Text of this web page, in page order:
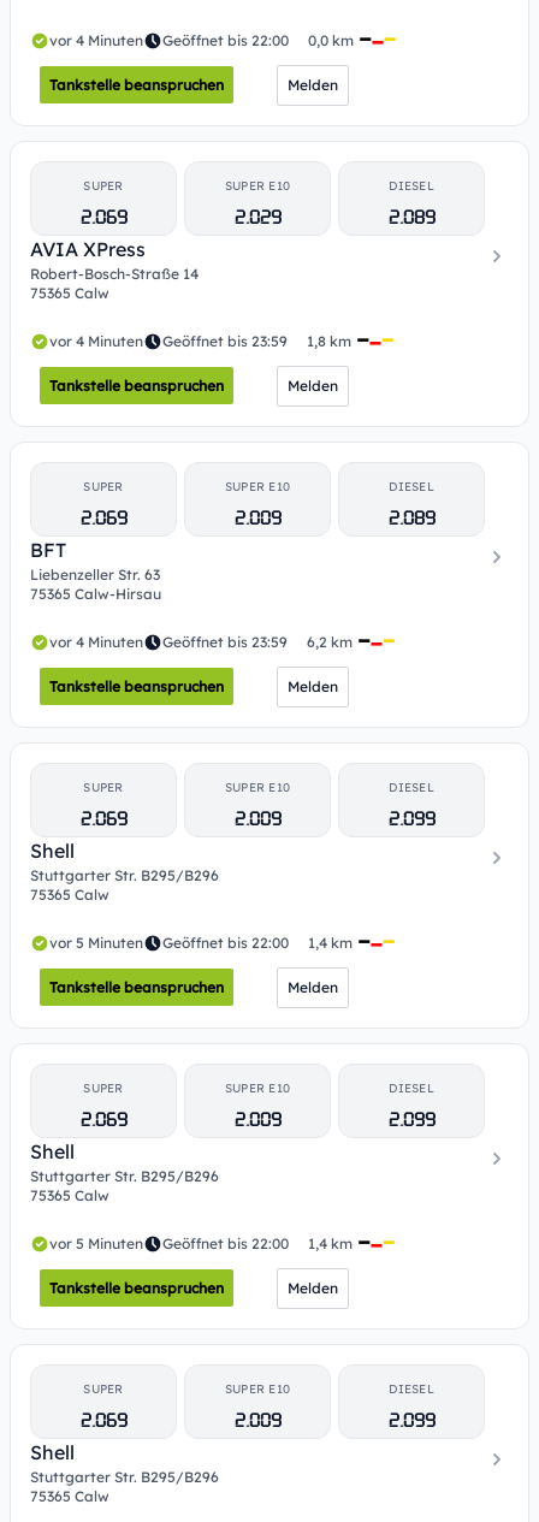
vor 4 Minuten Geöffnet bis 22:00 0,0 km
Tankstelle beanspruchen Melden
SUPER
2.069
SUPER E10
2.029
DIESEL
2.089
AVIA XPress
Robert-Bosch-Straße 14
75365 Calw
vor 4 Minuten Geöffnet bis 23:59 1,8 km
Tankstelle beanspruchen Melden
SUPER
2.069
SUPER E10
2.009
DIESEL
2.089
BFT
Liebenzeller Str. 63
75365 Calw-Hirsau
vor 4 Minuten Geöffnet bis 23:59 6,2 km
Tankstelle beanspruchen Melden
SUPER
2.069
SUPER E10
2.009
DIESEL
2.099
Shell
Stuttgarter Str. B295/B296
75365 Calw
vor 5 Minuten Geöffnet bis 22:00 1,4 km
Tankstelle beanspruchen Melden
SUPER
2.069
SUPER E10
2.009
DIESEL
2.099
Shell
Stuttgarter Str. B295/B296
75365 Calw
vor 5 Minuten Geöffnet bis 22:00 1,4 km
Tankstelle beanspruchen Melden
SUPER
2.069
SUPER E10
2.009
DIESEL
2.099
Shell
Stuttgarter Str. B295/B296
75365 Calw